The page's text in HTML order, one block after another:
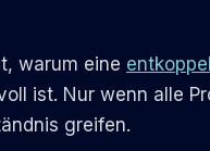
warum eine
ist. Nur wenn alle
greifen.